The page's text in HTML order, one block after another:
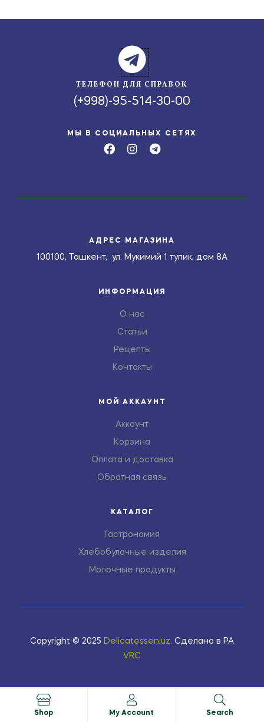
ТЕЛЕФОН ДЛЯ СПРАВОК
(+998)-95-514-30-00
МЫ В СОЦИАЛЬНЫХ СЕТЯХ
АДРЕС МАГАЗИНА
100100, Ташкент, ул. Мукимий 1 тупик, дом 8А
ИНФОРМАЦИЯ
О нас
Статьи
Рецепты
Контакты
МОЙ АККАУНТ
Аккаунт
Корзина
Оплата и доставка
Обратная связь
КАТАЛОГ
Гастрономия
Хлебобулочные изделия
Молочные продукты
Copyright © 2025 Delicatessen.uz. Сделано в РА
VRC
Shop My Account Search